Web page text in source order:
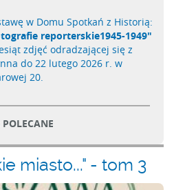
w Domu Spotkań z Historią:
reporterskie1945-1949"
zdjęć odradzającej się z
do 22 lutego 2026 r. w
20.
miasto..." - tom 3